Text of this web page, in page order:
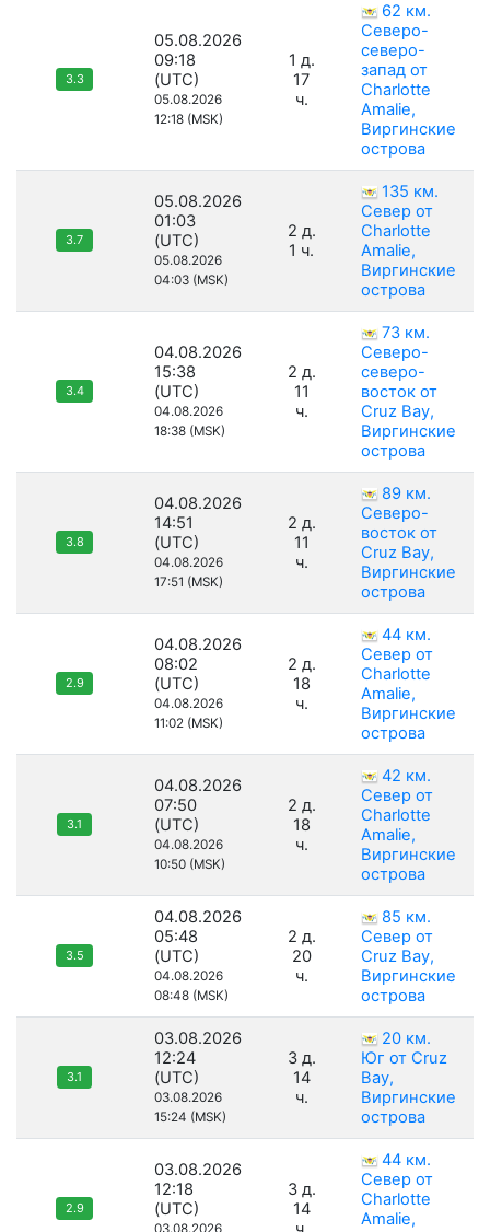
3.3
05.08.2026
09:18
(UTC)
05.08.2026
12:18 (MSK)
1 д.
17
ч.
62 км.
Северо-
северо-
запад от
Charlotte
Amalie,
Виргинские
острова
3.7
05.08.2026
01:03
(UTC)
05.08.2026
04:03 (MSK)
2 д.
1 ч.
135 км.
Север от
Charlotte
Amalie,
Виргинские
острова
3.4
04.08.2026
15:38
(UTC)
04.08.2026
18:38 (MSK)
2 д.
11
ч.
73 км.
Северо-
северо-
восток от
Cruz Bay,
Виргинские
острова
3.8
04.08.2026
14:51
(UTC)
04.08.2026
17:51 (MSK)
2 д.
11
ч.
89 км.
Северо-
восток от
Cruz Bay,
Виргинские
острова
2.9
04.08.2026
08:02
(UTC)
04.08.2026
11:02 (MSK)
2 д.
18
ч.
44 км.
Север от
Charlotte
Amalie,
Виргинские
острова
3.1
04.08.2026
07:50
(UTC)
04.08.2026
10:50 (MSK)
2 д.
18
ч.
42 км.
Север от
Charlotte
Amalie,
Виргинские
острова
3.5
04.08.2026
05:48
(UTC)
04.08.2026
08:48 (MSK)
2 д.
20
ч.
85 км.
Север от
Cruz Bay,
Виргинские
острова
3.1
03.08.2026
12:24
(UTC)
03.08.2026
15:24 (MSK)
3 д.
14
ч.
20 км.
Юг от Cruz
Bay,
Виргинские
острова
2.9
03.08.2026
12:18
(UTC)
3 д.
14
44 км.
Север от
Charlotte
Amalie,